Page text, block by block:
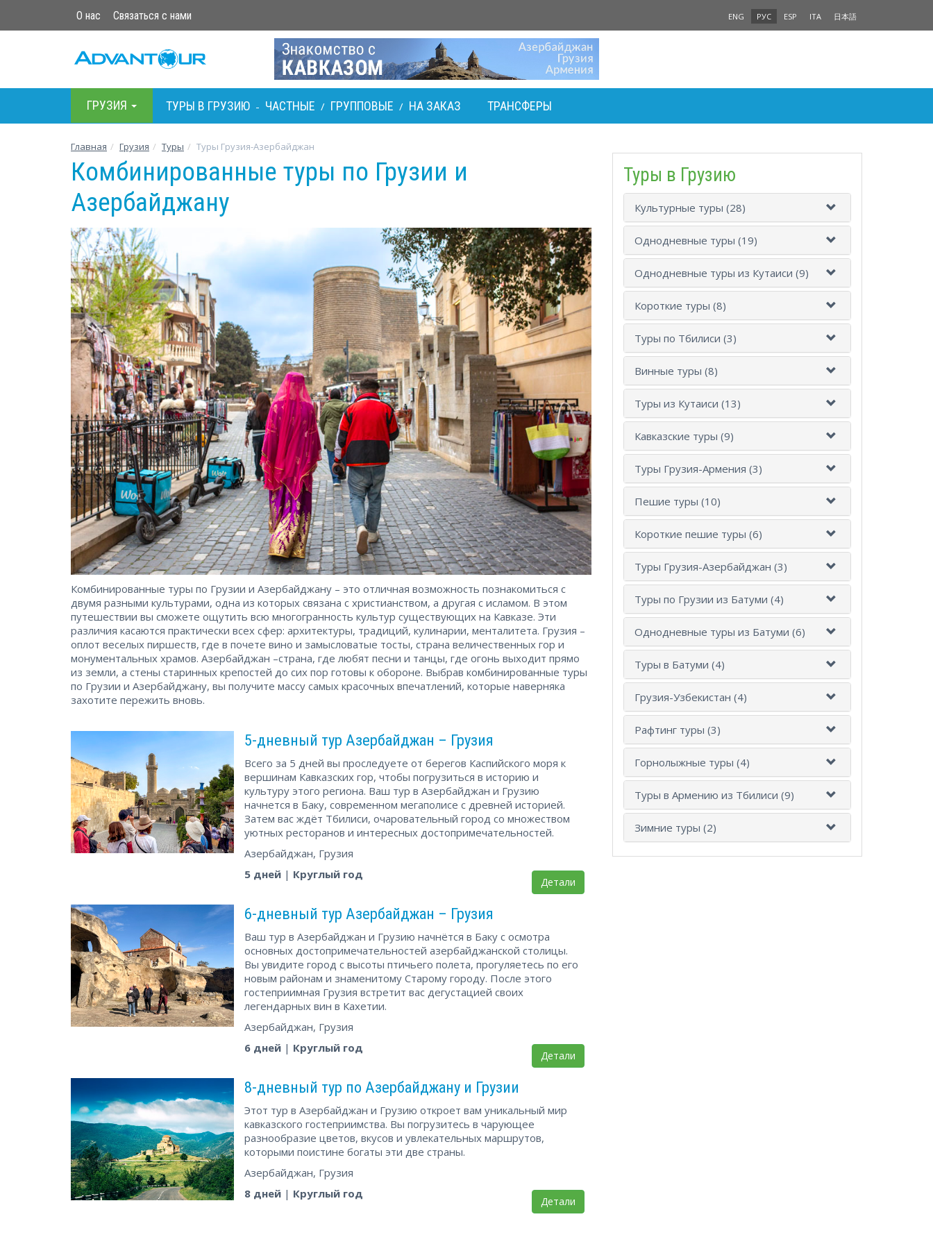
О нас Связаться с нами ENG РУС ESP ITA 日本語
ГРУЗИЯ ТУРЫ В ГРУЗИЮ - ЧАСТНЫЕ / ГРУППОВЫЕ / НА ЗАКАЗ ТРАНСФЕРЫ
Главная Грузия Туры Туры Грузия-Азербайджан
Комбинированные туры по Грузии и
Азербайджану
Комбинированные туры по Грузии и Азербайджану – это отличная возможность познакомиться с
двумя разными культурами, одна из которых связана с христианством, а другая с исламом. В этом
путешествии вы сможете ощутить всю многогранность культур существующих на Кавказе. Эти
различия касаются практически всех сфер: архитектуры, традиций, кулинарии, менталитета. Грузия –
оплот веселых пиршеств, где в почете вино и замысловатые тосты, страна величественных гор и
монументальных храмов. Азербайджан –страна, где любят песни и танцы, где огонь выходит прямо
из земли, а стены старинных крепостей до сих пор готовы к обороне. Выбрав комбинированные туры
по Грузии и Азербайджану, вы получите массу самых красочных впечатлений, которые наверняка
захотите пережить вновь.
5-дневный тур Азербайджан – Грузия
Всего за 5 дней вы проследуете от берегов Каспийского моря к
вершинам Кавказских гор, чтобы погрузиться в историю и
культуру этого региона. Ваш тур в Азербайджан и Грузию
начнется в Баку, современном мегаполисе с древней историей.
Затем вас ждёт Тбилиси, очаровательный город со множеством
уютных ресторанов и интересных достопримечательностей.
Азербайджан, Грузия
Детали
5 дней | Круглый год
6-дневный тур Азербайджан – Грузия
Ваш тур в Азербайджан и Грузию начнётся в Баку с осмотра
основных достопримечательностей азербайджанской столицы.
Вы увидите город с высоты птичьего полета, прогуляетесь по его
новым районам и знаменитому Старому городу. После этого
гостеприимная Грузия встретит вас дегустацией своих
легендарных вин в Кахетии.
Азербайджан, Грузия
Детали
6 дней | Круглый год
8-дневный тур по Азербайджану и Грузии
Этот тур в Азербайджан и Грузию откроет вам уникальный мир
кавказского гостеприимства. Вы погрузитесь в чарующее
разнообразие цветов, вкусов и увлекательных маршрутов,
которыми поистине богаты эти две страны.
Азербайджан, Грузия
Детали
8 дней | Круглый год
Туры в Грузию
Культурные туры (28)
Однодневные туры (19)
Однодневные туры из Кутаиси (9)
Короткие туры (8)
Туры по Тбилиси (3)
Винные туры (8)
Туры из Кутаиси (13)
Кавказские туры (9)
Туры Грузия-Армения (3)
Пешие туры (10)
Короткие пешие туры (6)
Туры Грузия-Азербайджан (3)
Туры по Грузии из Батуми (4)
Однодневные туры из Батуми (6)
Туры в Батуми (4)
Грузия-Узбекистан (4)
Рафтинг туры (3)
Горнолыжные туры (4)
Туры в Армению из Тбилиси (9)
Зимние туры (2)